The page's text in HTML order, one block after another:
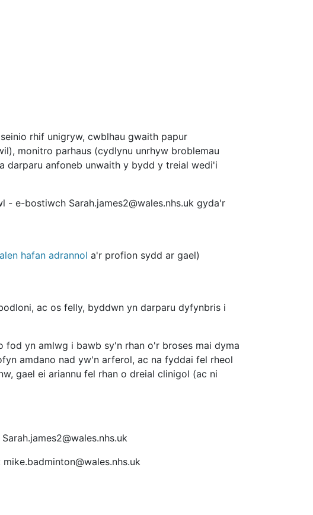
rhif unigryw, cwblhau gwaith papur
monitro parhaus (cydlynu unrhyw broblemau
darparu anfoneb unwaith y bydd y treial wedi'i
e-bostiwch Sarah.james2@wales.nhs.uk gyda'r
hafan adrannol a'r profion sydd ar gael)
ac os felly, byddwn yn darparu dyfynbris i
yn amlwg i bawb sy'n rhan o'r broses mai dyma
amdano nad yw'n arferol, ac na fyddai fel rheol
gael ei ariannu fel rhan o dreial clinigol (ac ni